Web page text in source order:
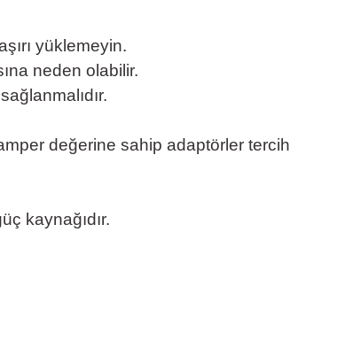
yüklemeyin.
neden olabilir.
değerine sahip adaptörler tercih
kaynağıdır.